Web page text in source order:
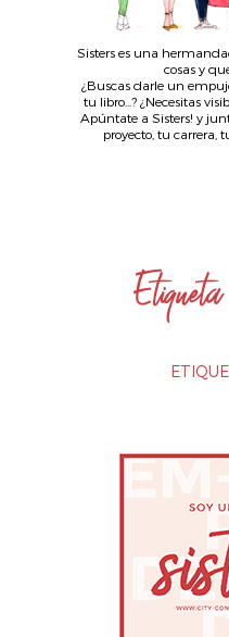
Sisters es una
cosas y
¿Buscas darle un
tu libro...? ¿Necesitas
Apúntate a Sisters! y
proyecto, tu carrera,